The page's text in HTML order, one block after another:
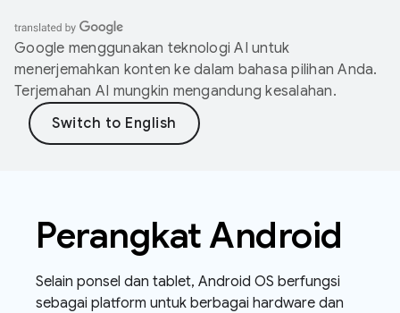
Google menggunakan teknologi AI untuk
menerjemahkan konten ke dalam bahasa pilihan Anda.
Terjemahan AI mungkin mengandung kesalahan.
Perangkat Android
Selain ponsel dan tablet, Android OS berfungsi
sebagai platform untuk berbagai hardware dan